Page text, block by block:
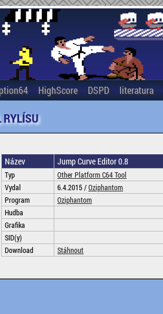
HighScore DSPD literatura
RYLÍSU
Název Jump Curve Editor 0.8
Typ
Other Platform C64 Tool
Vydal
6.4.2015 /Oziphantom
Program
Oziphantom
Hudba
Grafika
SID(y)
Download
Stáhnout